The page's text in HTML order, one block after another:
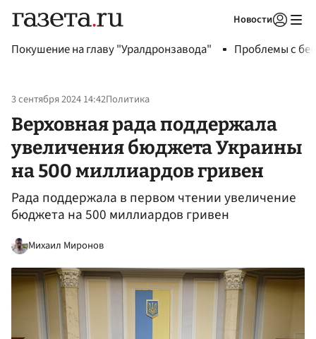
Новости
Покушение на главу "Уралдронзавода" Проблемы с
3 сентября 2024 14:42Политика
Верховная рада поддержала
увеличения бюджета Украины
на 500 миллиардов гривен
Рада поддержала в первом чтении увеличение
бюджета на 500 миллиардов гривен
Михаил Миронов